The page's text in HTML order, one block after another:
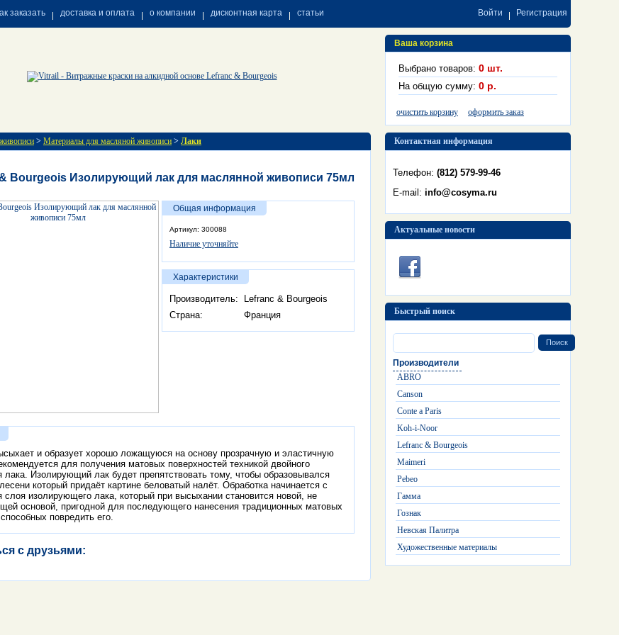
заказать доставка и оплата о компании дисконтная карта статьи Войти Регистрация
Ваша корзина
Выбрано товаров: 0 шт.
На общую сумму: 0 р.
очистить корзину оформить заказ
> Материалы для масляной живописи > Лаки
Bourgeois Изолирующий лак для маслянной живописи 75мл
Общая информация
Артикул: 300088
Наличие уточняйте
Характеристики
Производитель:
Lefranc & Bourgeois
Страна:
Франция
и образует хорошо ложащуюся на основу прозрачную и эластичную
для получения матовых поверхностей техникой двойного
лака. Изолирующий лак будет препятствовать тому, чтобы образовывался
который придаёт картине беловатый налёт. Обработка начинается с
слоя изолирующего лака, который при высыхании становится новой, не
основой, пригодной для последующего нанесения традиционных матовых
повредить его.
с друзьями:
Контактная информация
Телефон: (812) 579-99-46
E-mail: info@cosyma.ru
Актуальные новости
Быстрый поиск
Производители
ABRO
Canson
Conte a Paris
Koh-i-Noor
Lefranc & Bourgeois
Maimeri
Pebeo
Гамма
Гознак
Невская Палитра
Художественные материалы